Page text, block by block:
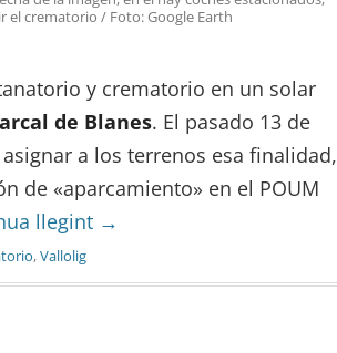
el crematorio / Foto: Google Earth
y crematorio en un solar
de Blanes. El pasado 13 de
a los terrenos esa finalidad,
de «aparcamiento» en el POUM
llegint →
,Vallolig